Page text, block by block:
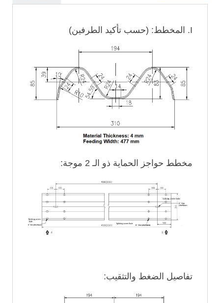
I. المخطط: (حسب تأكيد الطرفين)
مخطط حواجز الحماية ذو الـ 2 موجة:
تفاصيل الضغط والتثقيب: